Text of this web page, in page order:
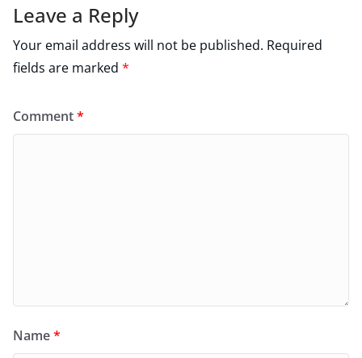
Leave a Reply
Your email address will not be published. Required
fields are marked *
Comment*
Name*